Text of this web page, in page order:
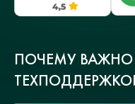
ПОЧЕМУ ВАЖНО